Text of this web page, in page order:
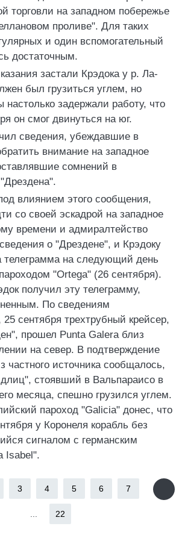
торговли на западном побережье
проливе". Для таких
и один вспомогательный
достаточным.
застали Крэдока у р. Ла-
был грузиться углем, но
задержали работу, что
он смог двинуться на юг.
сведения, убеждавшие в
внимание на западное
сомнений в
влиянием этого сообщения,
со своей эскадрой на западное
времени и адмиралтейство
о "Дрездене", и Крэдоку
телеграмма на следующий день
"Ortega" (26 сентября).
получил эту телеграмму,
По сведениям
сентября трехтрубный крейсер,
прошел Punta Galera близ
на север. В подтверждение
частного источника сообщалось,
стоявший в Вальпараисо в
месяца, спешно грузился углем.
пароход "Galicia" донес, что
у Коронеля корабль без
сигналом с германским
Isabel".
3 4 5 6 7
22